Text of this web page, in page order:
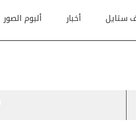
ستايل أخبار ألبوم الصور